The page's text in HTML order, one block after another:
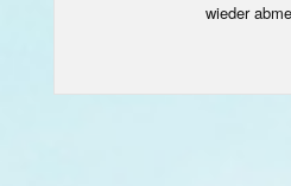
wieder